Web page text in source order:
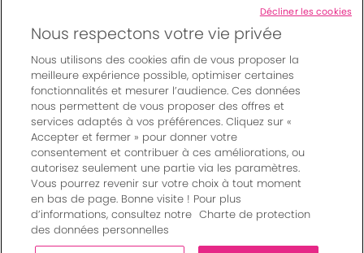
Suivez-nous
© Bordeaux Events And More | Rue Jean Samazeuilh - CS
20088 - 33070 Bordeaux cedex - France
Mentions légales|
Règlement général des manifestations
Un événement organisé par Bordeaux Events And More
Charte de protection des données personnelles
Nous respectons votre vie privée
Nous utilisons des cookies afin de vous proposer la
meilleure expérience possible, optimiser certaines
fonctionnalités et mesurer l’audience. Ces données
nous permettent de vous proposer des offres et
services adaptés à vos préférences. Cliquez sur «
Accepter et fermer » pour donner votre
consentement et contribuer à ces améliorations, ou
autorisez seulement une partie via les paramètres.
Vous pourrez revenir sur votre choix à tout moment
en bas de page. Bonne visite ! Pour plus
d’informations, consultez notre Charte de protection
des données personnelles
Décliner les cookies